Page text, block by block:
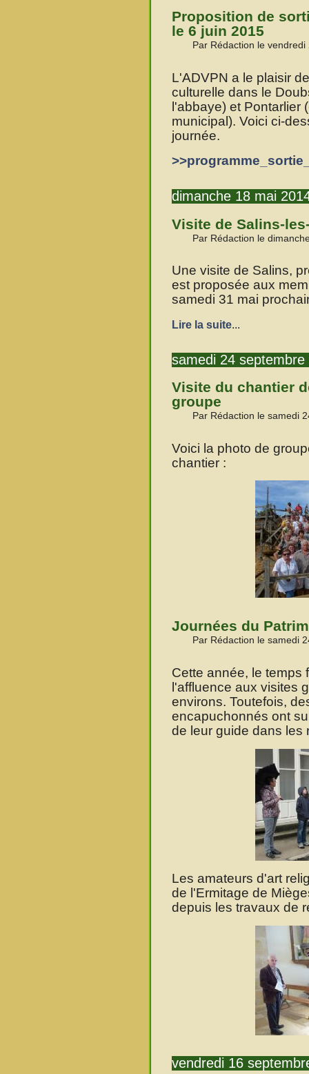
Proposition de
le 6 juin 2015
Par Rédaction le
L'ADVPN a le plaisir
culturelle dans le
l'abbaye) et Pontarlier
municipal). Voici ci-
journée.
dimanche 18 mai
Visite de Salins-
Par Rédaction le
Une visite de Salins,
est proposée aux
samedi 31 mai
Lire la suite...
samedi 24 septembre
Visite du chantier
groupe
Par Rédaction le samedi
Voici la photo de
chantier :
Journées du
Par Rédaction le samedi
Cette année, le temps
l'affluence aux visites
environs. Toutefois,
encapuchonnés ont
de leur guide dans les
Les amateurs d'art
de l'Ermitage de
depuis les travaux de
vendredi 16